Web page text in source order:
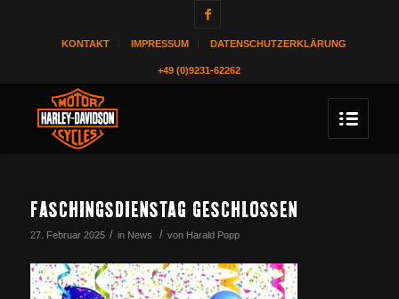
KONTAKT IMPRESSUM DATENSCHUTZERKLÄRUNG
+49 (0)9231-62262
FASCHINGSDIENSTAG GESCHLOSSEN
27. Februar 2025 / in News / von Harald Popp